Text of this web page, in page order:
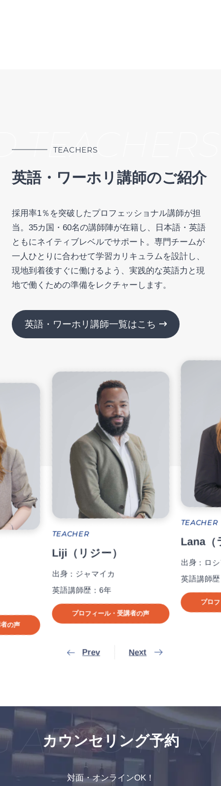
TEACHERS
英語・ワーホリ講師のご紹介
採用率1％を突破したプロフェッショナル講師が担
当。35カ国・60名の講師陣が在籍し、日本語・英語
ともにネイティブレベルでサポート。専門チームが
一人ひとりに合わせて学習カリキュラムを設計し、
現地到着後すぐに働けるよう、実践的な英語力と現
地で働くための準備をレクチャーします。
英語・ワーホリ講師一覧はこちら
の声
TEACHER
Liji（リジー）
出身：ジャマイカ
英語講師歴：6年
プロフィール・受講者の声
TEACHER
Lana（
出身：ロ
英語講師
プロ
Prev Next
カウンセリング予約
対面・オンラインOK！